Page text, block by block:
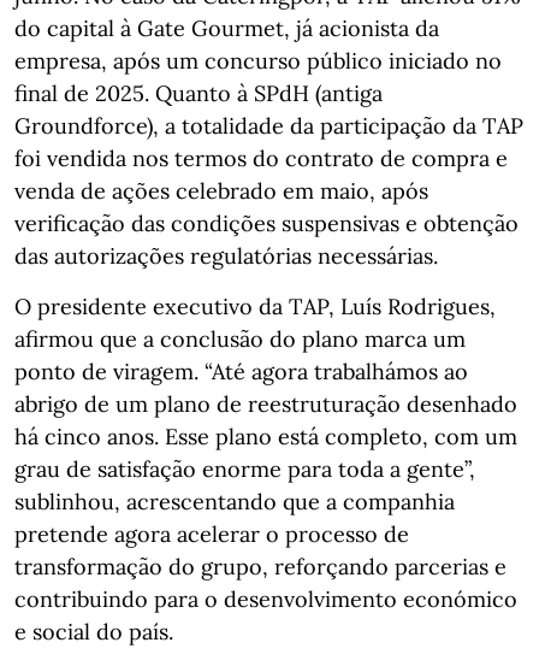
do capital à Gate Gourmet, já acionista da
empresa, após um concurso público iniciado no
final de 2025. Quanto à SPdH (antiga
Groundforce), a totalidade da participação da TAP
foi vendida nos termos do contrato de compra e
venda de ações celebrado em maio, após
verificação das condições suspensivas e obtenção
das autorizações regulatórias necessárias.
O presidente executivo da TAP, Luís Rodrigues,
afirmou que a conclusão do plano marca um
ponto de viragem. “Até agora trabalhámos ao
abrigo de um plano de reestruturação desenhado
há cinco anos. Esse plano está completo, com um
grau de satisfação enorme para toda a gente”,
sublinhou, acrescentando que a companhia
pretende agora acelerar o processo de
transformação do grupo, reforçando parcerias e
contribuindo para o desenvolvimento económico
e social do país.